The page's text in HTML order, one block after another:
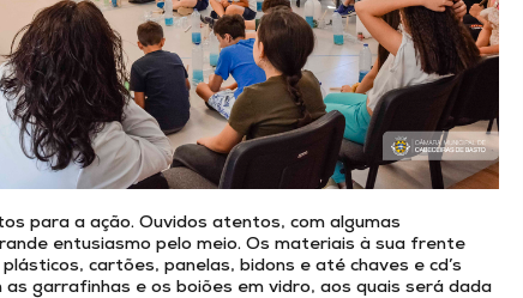
para a ação. Ouvidos atentos, com algumas
entusiasmo pelo meio. Os materiais à sua frente
cartões, panelas, bidons e até chaves e cd’s
as garrafinhas e os boiões em vidro, aos quais será dada